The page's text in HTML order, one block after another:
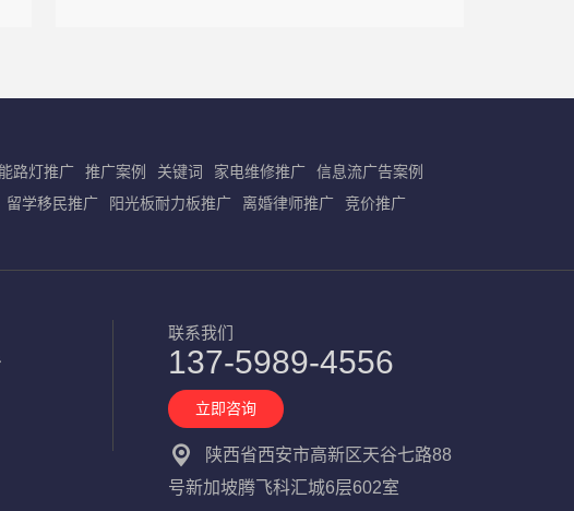
路灯推广 推广案例 关键词 家电维修推广
信息流广告案例
留学移民推广 阳光板耐力板推广 离婚律师推广
竞价推广
联系我们
137-5989-4556
立即咨询
陕西省西安市高新区天谷七路88
号新加坡腾飞科汇城6层602室